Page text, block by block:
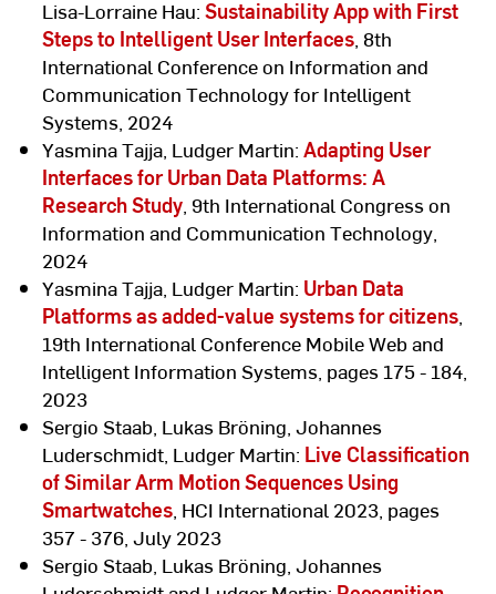
Lisa-Lorraine Hau: Sustainability App with First
Steps to Intelligent User Interfaces, 8th
International Conference on Information and
Communication Technology for Intelligent
Systems, 2024
Yasmina Tajja, Ludger Martin: Adapting User
Interfaces for Urban Data Platforms: A
Research Study, 9th International Congress on
Information and Communication Technology,
2024
Yasmina Tajja, Ludger Martin: Urban Data
Platforms as added-value systems for citizens,
19th International Conference Mobile Web and
Intelligent Information Systems, pages 175 - 184,
2023
Sergio Staab, Lukas Bröning, Johannes
Luderschmidt, Ludger Martin: Live Classification
of Similar Arm Motion Sequences Using
Smartwatches, HCI International 2023, pages
357 - 376, July 2023
Sergio Staab, Lukas Bröning, Johannes